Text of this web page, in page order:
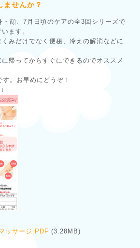
ませんか？
顔、7月日頃のケアの全3回シリーズで
ます。
みだけでなく便秘、冷えの解消などに
帰ってからすぐにできるのでオススメ
。お早めにどうぞ！
ッサージ.PDF (3.28MB)